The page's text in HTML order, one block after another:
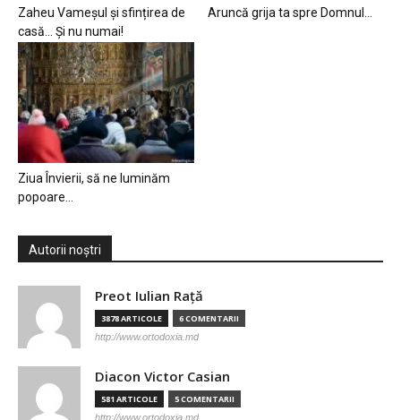
Zaheu Vameșul și sfințirea de
casă… Și nu numai!
Aruncă grija ta spre Domnul…
Ziua Învierii, să ne luminăm
popoare…
Autorii noștri
Preot Iulian Raţă
3878 ARTICOLE 6 COMENTARII
http://www.ortodoxia.md
Diacon Victor Casian
581 ARTICOLE 5 COMENTARII
http://www.ortodoxia.md